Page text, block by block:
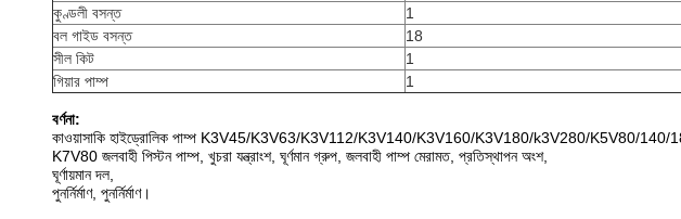
কুণ্ডলী বসন্ত
1
বল গাইড বসন্ত
18
সীল কিট
1
গিয়ার পাম্প
1
বর্ণনা:
কাওয়াসাকি হাইড্রোলিক পাম্প K3V45/K3V63/K3V112/K3V140/K3V160/K3V180/k3V280/K5V80/140/
K7V80 জলবাহী পিস্টন পাম্প, খুচরা যন্ত্রাংশ, ঘূর্ণমান গ্রুপ, জলবাহী পাম্প মেরামত, প্রতিস্থাপন অংশ,
ঘূর্ণায়মান দল,
পুনর্নির্মাণ, পুনর্নির্মাণ।